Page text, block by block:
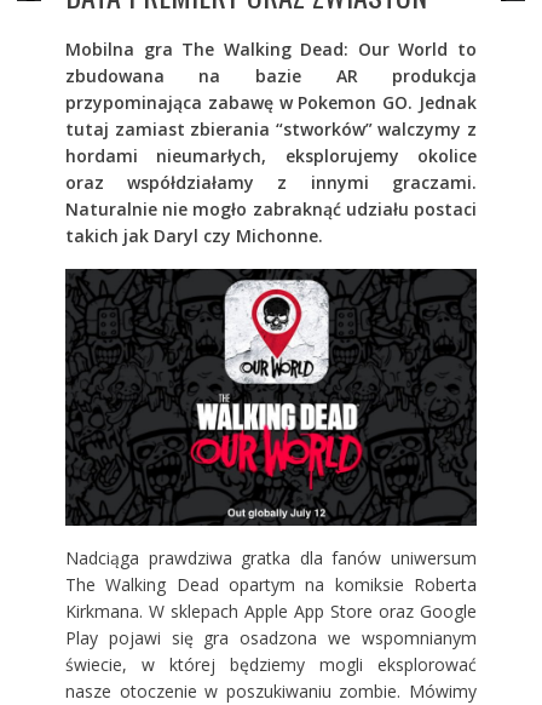
Mobilna gra The Walking Dead: Our World to
zbudowana na bazie AR produkcja
przypominająca zabawę w Pokemon GO. Jednak
tutaj zamiast zbierania “stworków” walczymy z
hordami nieumarłych, eksplorujemy okolice
oraz współdziałamy z innymi graczami.
Naturalnie nie mogło zabraknąć udziału postaci
takich jak Daryl czy Michonne.
Nadciąga prawdziwa gratka dla fanów uniwersum
The Walking Dead opartym na komiksie Roberta
Kirkmana. W sklepach Apple App Store oraz Google
Play pojawi się gra osadzona we wspomnianym
świecie, w której będziemy mogli eksplorować
nasze otoczenie w poszukiwaniu zombie. Mówimy